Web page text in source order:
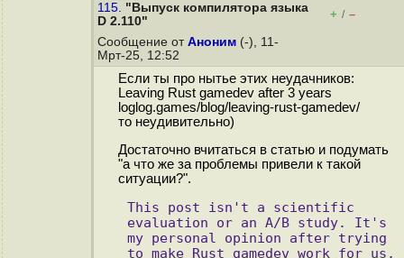
115. "Выпуск компилятора языка
D 2.110"
+ / –
Сообщение от Аноним (-), 11-
Мрт-25, 12:52
Если ты про нытье этих неудачников:
Leaving Rust gamedev after 3 years
loglog.games/blog/leaving-rust-gamedev/
то неудивительно)
Достаточно вчитаться в статью и подумать
"а что же за проблемы привели к такой
ситуации?".
This post isn't a scientific
evaluation or an A/B study. It's
my personal opinion after trying
to make Rust gamedev work for us,